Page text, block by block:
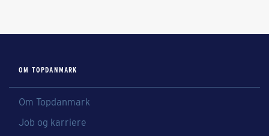
OM TOPDANMARK
Om Topdanmark
Job og karriere